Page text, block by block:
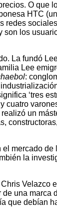
O que
HTC
redes
son los
La fundó
Lee
:
‘tres
un
mercado de
la
Velazco
una marca
que debían